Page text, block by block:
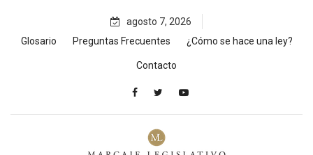
content
agosto 7, 2026
Glosario
Preguntas Frecuentes ¿Cómo se hace una ley?
Contacto